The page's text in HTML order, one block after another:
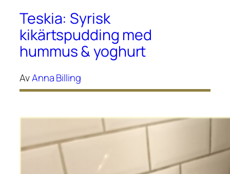
Teskia: Syrisk
kikärtspudding med
hummus & yoghurt
AvAnna Billing